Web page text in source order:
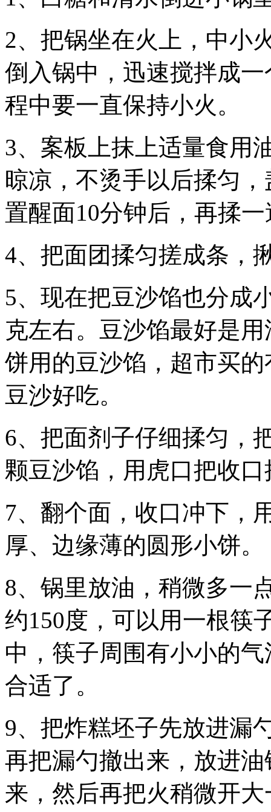
2、把锅坐在火上，中小
倒入锅中，迅速搅拌成
程中要一直保持小火。
3、案板上抹上适量食用
晾凉，不烫手以后揉匀
置醒面10分钟后，再揉
4、把面团揉匀搓成条，
5、现在把豆沙馅也分成
克左右。豆沙馅最好是
饼用的豆沙馅，超市买
豆沙好吃。
6、把面剂子仔细揉匀，
颗豆沙馅，用虎口把收口
7、翻个面，收口冲下，
厚、边缘薄的圆形小饼。
8、锅里放油，稍微多一
约150度，可以用一根筷
中，筷子周围有小小的
合适了。
9、把炸糕坯子先放进漏
再把漏勺撤出来，放进
来，然后再把火稍微开